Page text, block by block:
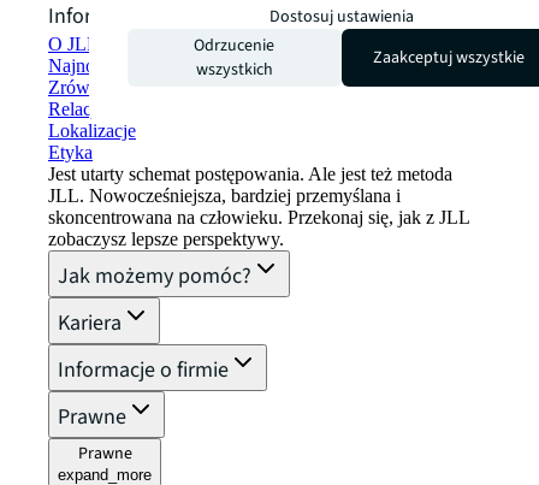
Informacje o firmie
O JLL
Najnowsze informacje
Zrównoważony rozwój w JLL
Relacje z inwestorami
Lokalizacje
Etyka
Jest utarty schemat postępowania. Ale jest też metoda
JLL. Nowocześniejsza, bardziej przemyślana i
skoncentrowana na człowieku. Przekonaj się, jak z JLL
zobaczysz lepsze perspektywy.
Jak możemy pomóc?
Kariera
Informacje o firmie
Prawne
Prawne
expand_more
Dostosuj ustawienia
Odrzucenie
wszystkich
Zaakceptuj wszystkie